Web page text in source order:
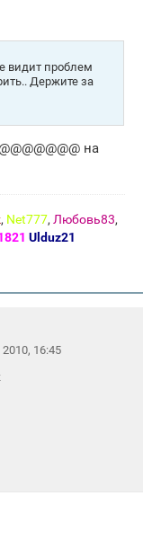
видит проблем
Держите за
на
, Net777, Любовь83,
Ulduz21
2010, 16:45